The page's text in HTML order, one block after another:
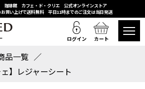
珈琲館 カフェ・ド・クリエ 公式オンラインストア
買い上げで送料無料 平日11時までのご注文は当日発送
ログイン カート
品一覧
】レジャーシート